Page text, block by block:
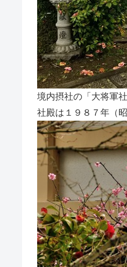
境内摂社の「大将軍
社殿は１９８７年（